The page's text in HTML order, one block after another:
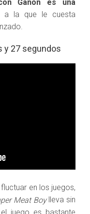
Ganon es una
a la que le cuesta
y 27 segundos
en los juegos,
Meat Boylleva sin